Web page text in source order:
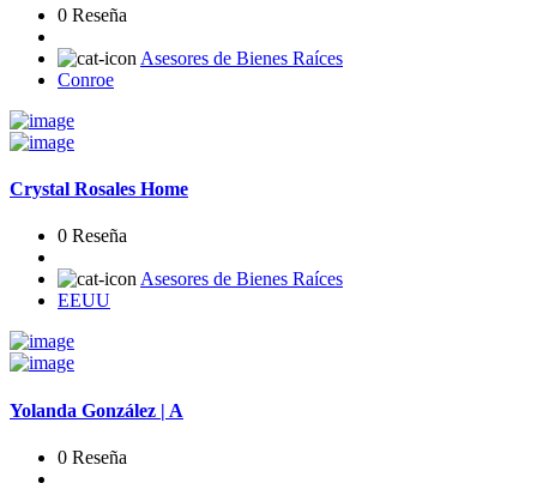
0 Reseña
Asesores de Bienes Raíces
Conroe
Crystal Rosales Home
0 Reseña
Asesores de Bienes Raíces
EEUU
Yolanda González | A
0 Reseña